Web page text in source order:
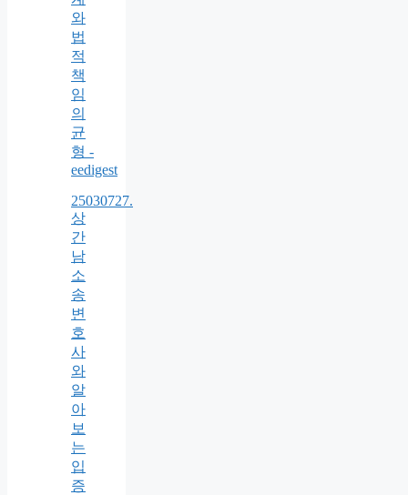
와
법
적
책
임
의
균
형 -
eedigest
25030727.
상
간
남
소
송
변
호
사
와
알
아
보
는
입
증